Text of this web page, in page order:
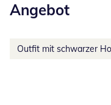
Angebot
Outfit mit schwarzer